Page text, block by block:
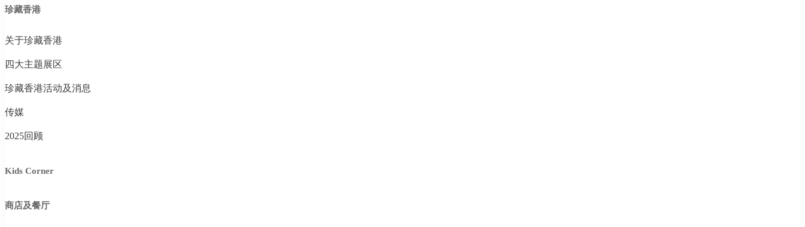
珍藏香港
关于珍藏香港
四大主题展区
珍藏香港活动及消息
传媒
2025回顾
Kids Corner
商店及餐厅